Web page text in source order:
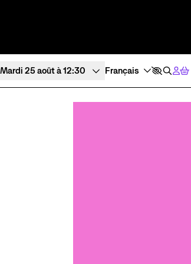
25 août à 12:30